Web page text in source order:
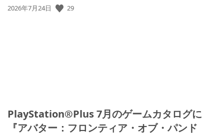
公
2026年7月24日 29
PlayStation®Plus 7月のゲームカタログに
『アバター：フロンティア・オブ・パンド